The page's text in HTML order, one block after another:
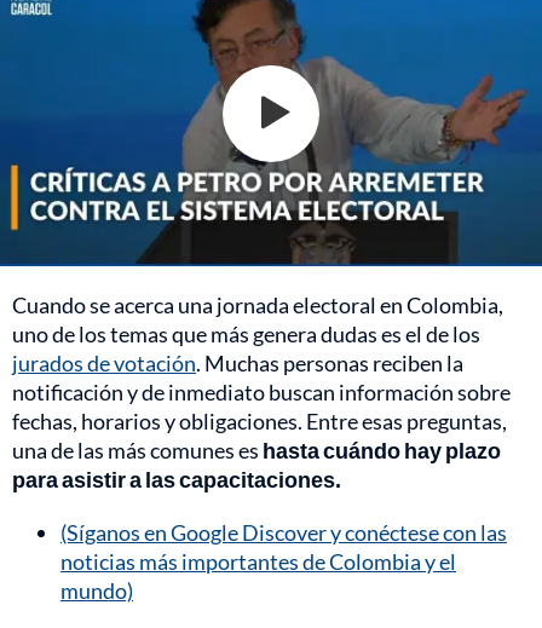
Cuando se acerca una jornada electoral en Colombia,
uno de los temas que más genera dudas es el de los
jurados de votación. Muchas personas reciben la
notificación y de inmediato buscan información sobre
fechas, horarios y obligaciones. Entre esas preguntas,
una de las más comunes es hasta cuándo hay plazo
para asistir a las capacitaciones.
(Síganos en Google Discover y conéctese con las
noticias más importantes de Colombia y el
mundo)